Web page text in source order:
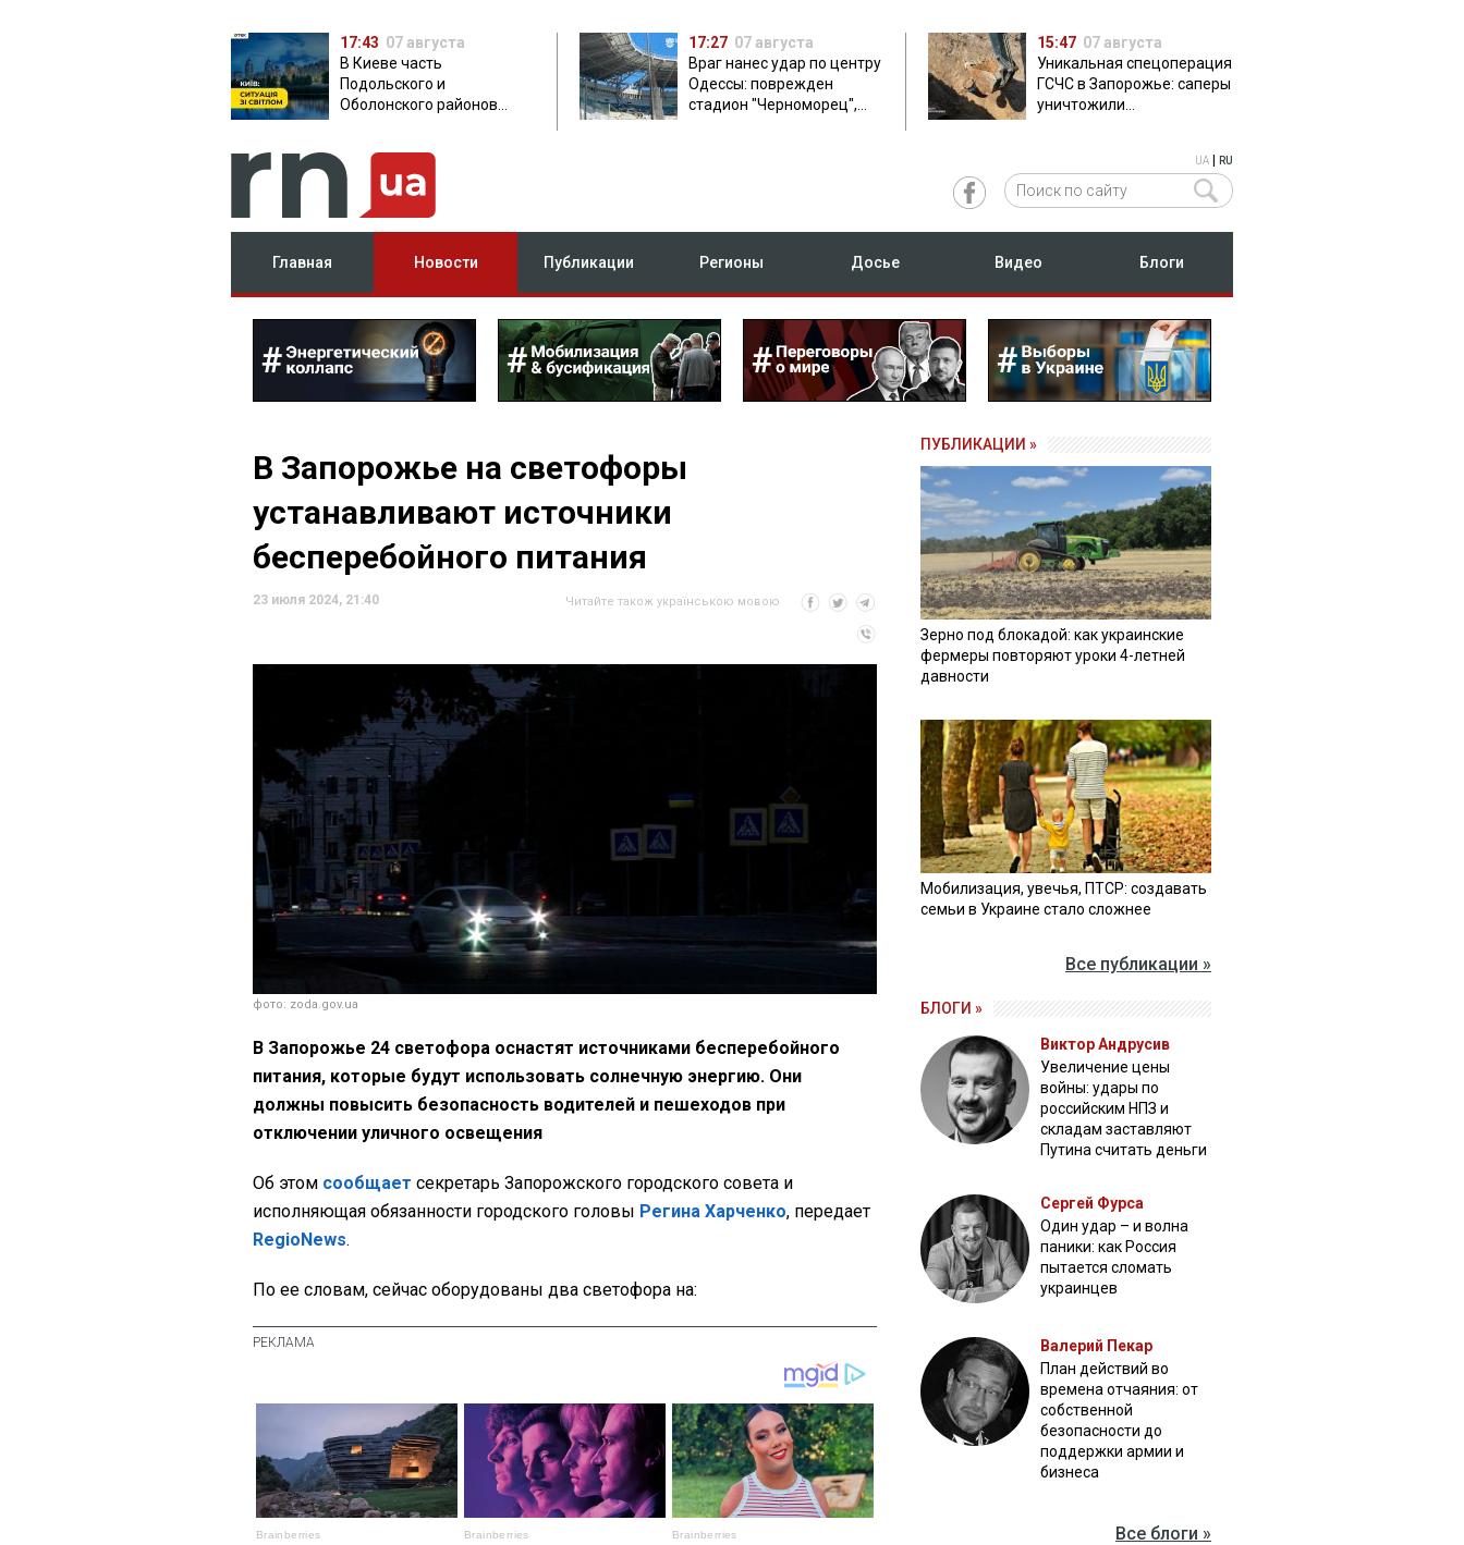
17:43 07 августа
В Киеве часть
Подольского и
Оболонского районов
17:27 07 августа
Враг нанес удар по центру
Одессы: поврежден
стадион "Черноморец",
15:47 07 августа
Уникальная спецоперация
ГСЧС в Запорожье: саперы
уничтожили
UA RU
Главная Новости Публикации Регионы Досье Видео Блоги
В Запорожье на светофоры
устанавливают источники
бесперебойного питания
23 июля 2024, 21:40 Читайте також українською мовою
фото: zoda.gov.ua
В Запорожье 24 светофора оснастят источниками бесперебойного
питания, которые будут использовать солнечную энергию. Они
должны повысить безопасность водителей и пешеходов при
отключении уличного освещения
Об этом сообщает секретарь Запорожского городского совета и
исполняющая обязанности городского головы Регина Харченко, передает
RegioNews.
По ее словам, сейчас оборудованы два светофора на:
ПУБЛИКАЦИИ »
Зерно под блокадой: как украинские
фермеры повторяют уроки 4-летней
давности
Мобилизация, увечья, ПТСР: создавать
семьи в Украине стало сложнее
Все публикации »
БЛОГИ »
Виктор Андрусив
Увеличение цены
войны: удары по
российским НПЗ и
складам заставляют
Путина считать деньги
Сергей Фурса
Один удар – и волна
паники: как Россия
пытается сломать
украинцев
Валерий Пекар
План действий во
времена отчаяния: от
собственной
безопасности до
поддержки армии и
бизнеса
Все блоги »